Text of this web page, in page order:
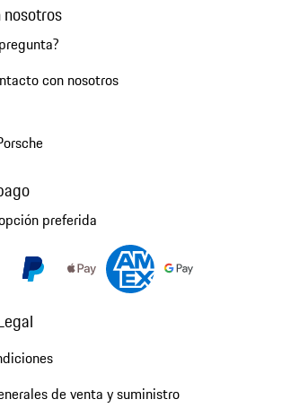
con nosotros
preferida
de venta y suministro